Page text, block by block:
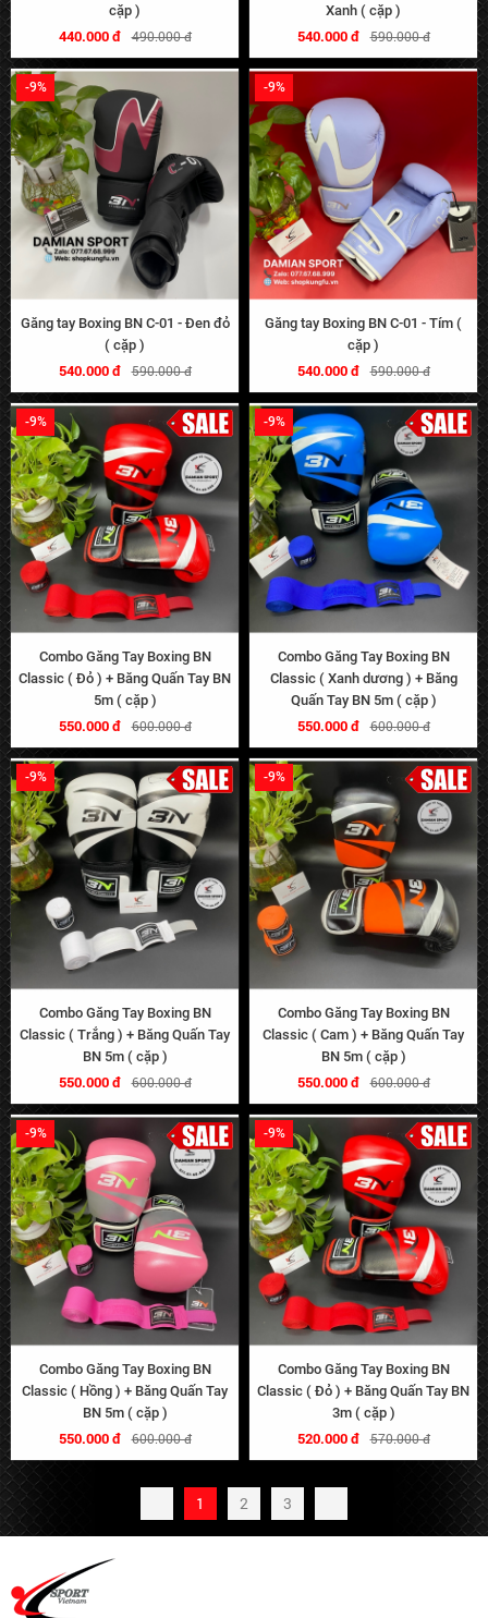
cặp )
440.000 đ 490.000 đ
Xanh ( cặp )
540.000 đ 590.000 đ
-9%
Găng tay Boxing BN C-01 - Đen đỏ
( cặp )
540.000 đ 590.000 đ
-9%
Găng tay Boxing BN C-01 - Tím (
cặp )
540.000 đ 590.000 đ
-9%
Combo Găng Tay Boxing BN
Classic ( Đỏ ) + Băng Quấn Tay BN
5m ( cặp )
550.000 đ 600.000 đ
-9%
Combo Găng Tay Boxing BN
Classic ( Xanh dương ) + Băng
Quấn Tay BN 5m ( cặp )
550.000 đ 600.000 đ
-9%
Combo Găng Tay Boxing BN
Classic ( Trắng ) + Băng Quấn Tay
BN 5m ( cặp )
550.000 đ 600.000 đ
-9%
Combo Găng Tay Boxing BN
Classic ( Cam ) + Băng Quấn Tay
BN 5m ( cặp )
550.000 đ 600.000 đ
-9%
Combo Găng Tay Boxing BN
Classic ( Hồng ) + Băng Quấn Tay
BN 5m ( cặp )
550.000 đ 600.000 đ
-9%
Combo Găng Tay Boxing BN
Classic ( Đỏ ) + Băng Quấn Tay BN
3m ( cặp )
520.000 đ 570.000 đ
1 2 3